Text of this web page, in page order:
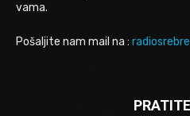
vama.
Pošaljite nam mail na :